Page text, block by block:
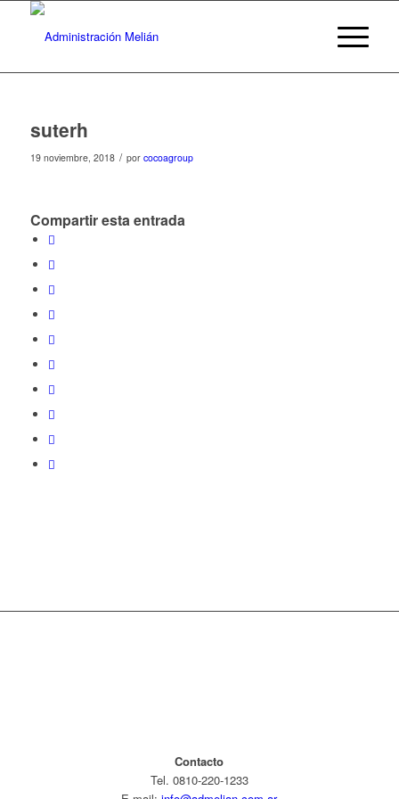
suterh
19 noviembre, 2018 / por cocoagroup
Compartir esta entrada
Contacto
Tel. 0810-220-1233